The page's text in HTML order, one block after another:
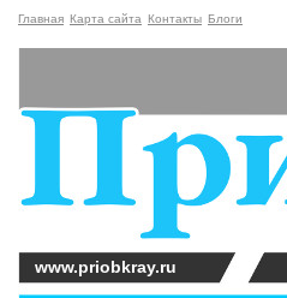
Главная Карта сайта Контакты Блоги
www.priobkray.ru